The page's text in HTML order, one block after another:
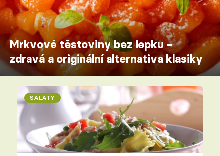
Mrkvové těstoviny bez lepku –
zdravá a originální alternativa klasiky
SALÁTY